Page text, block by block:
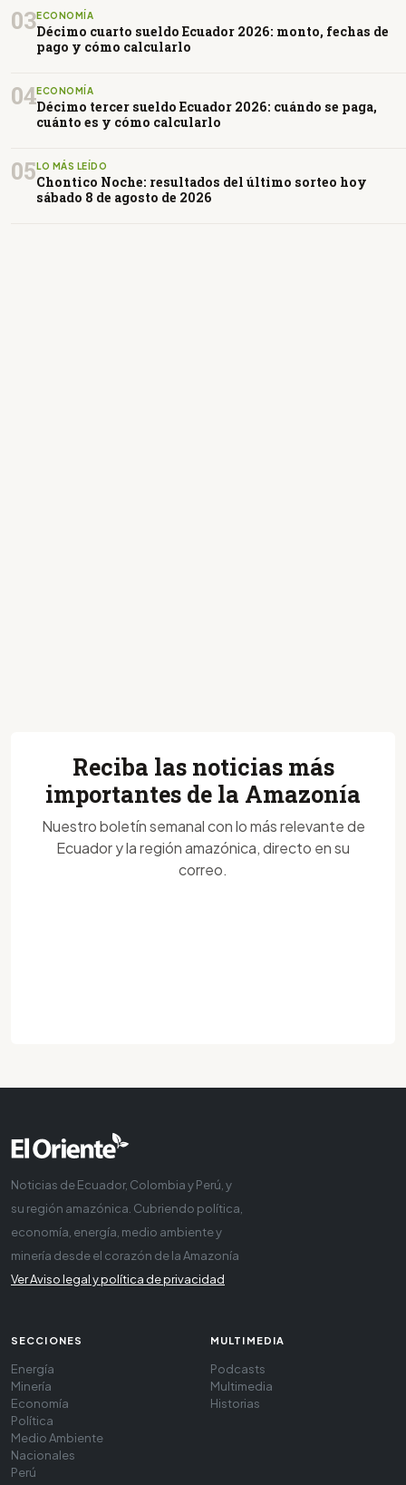
03ECONOMÍA
Décimo cuarto sueldo Ecuador 2026: monto, fechas de
pago y cómo calcularlo
04ECONOMÍA
Décimo tercer sueldo Ecuador 2026: cuándo se paga,
cuánto es y cómo calcularlo
05LO MÁS LEÍDO
Chontico Noche: resultados del último sorteo hoy
sábado 8 de agosto de 2026
Reciba las noticias más
importantes de la Amazonía
Nuestro boletín semanal con lo más relevante de
Ecuador y la región amazónica, directo en su
correo.
Noticias de Ecuador, Colombia y Perú, y
su región amazónica. Cubriendo política,
economía, energía, medio ambiente y
minería desde el corazón de la Amazonía
Ver Aviso legal y política de privacidad
SECCIONES
Energía
Minería
Economía
Política
Medio Ambiente
Nacionales
Perú
MULTIMEDIA
Podcasts
Multimedia
Historias